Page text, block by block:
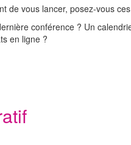
de vous lancer, posez-vous
conférence ? Un
en ligne ?